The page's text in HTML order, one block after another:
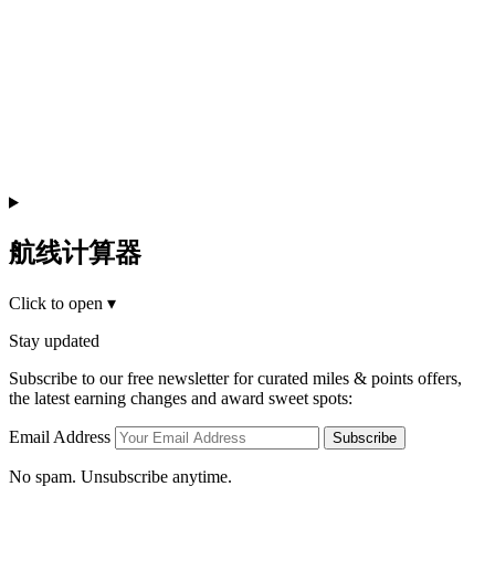
航线计算器
Click to open ▾
Stay updated
Subscribe to our free newsletter for curated miles & points offers,
the latest earning changes and award sweet spots:
Email Address Subscribe
No spam. Unsubscribe anytime.